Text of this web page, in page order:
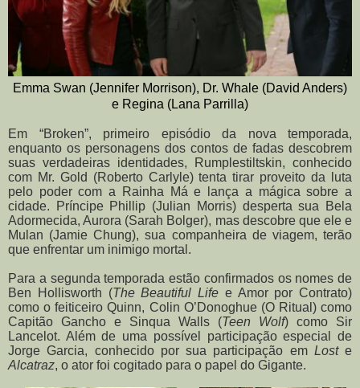
Emma Swan (Jennifer Morrison), Dr. Whale (David Anders)
e Regina (Lana Parrilla)
Em “Broken”, primeiro episódio da nova temporada,
enquanto os personagens dos contos de fadas descobrem
suas verdadeiras identidades, Rumplestiltskin, conhecido
com Mr. Gold (Roberto Carlyle) tenta tirar proveito da luta
pelo poder com a Rainha Má e lança a mágica sobre a
cidade. Príncipe Phillip (Julian Morris) desperta sua Bela
Adormecida, Aurora (Sarah Bolger), mas descobre que ele e
Mulan (Jamie Chung), sua companheira de viagem, terão
que enfrentar um inimigo mortal.
Para a segunda temporada estão confirmados os nomes de
Ben Hollisworth (The Beautiful Life e Amor por Contrato)
como o feiticeiro Quinn, Colin O’Donoghue (O Ritual) como
Capitão Gancho e Sinqua Walls (Teen Wolf) como Sir
Lancelot. Além de uma possível participação especial de
Jorge Garcia, conhecido por sua participação em Lost e
Alcatraz, o ator foi cogitado para o papel do Gigante.